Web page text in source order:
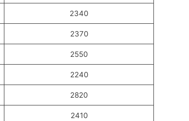
2340
2370
2550
2240
2820
2410